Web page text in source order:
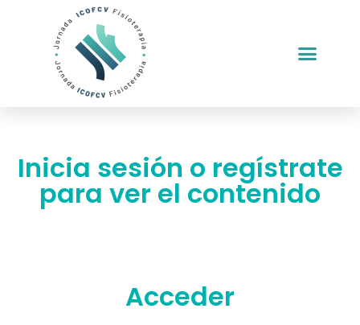
Inicia sesión o regístrate
para ver el contenido
Acceder